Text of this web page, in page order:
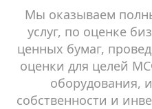
Мы оказываем
услуг, по оценке
ценных бумаг,
оценки для целей
оборудования,
собственности и